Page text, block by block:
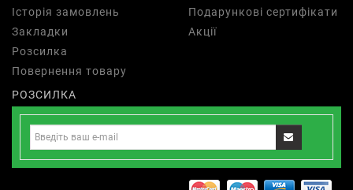
Історія замовлень
Закладки
Розсилка
Повернення товару
Подарункові сертифікати
Акції
РОЗСИЛКА